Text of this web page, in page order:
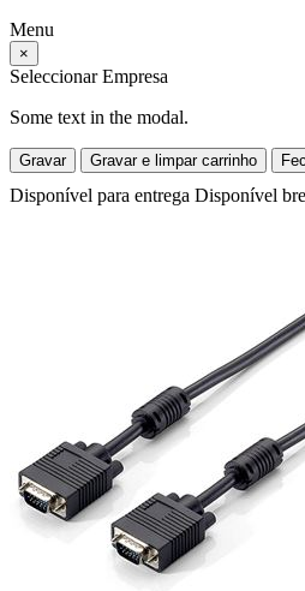
Menu
×
Seleccionar Empresa
Some text in the modal.
Gravar Gravar e limpar carrinho
Disponível para entrega Disponível